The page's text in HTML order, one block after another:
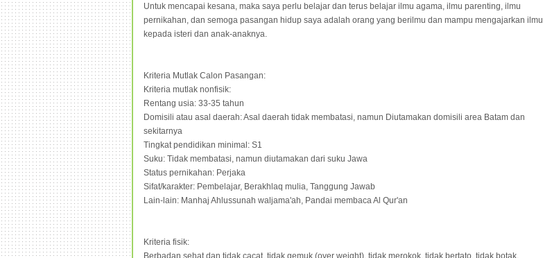
Untuk mencapai kesana, maka saya perlu belajar dan terus belajar ilmu agama, ilmu parenting, ilmu
pernikahan, dan semoga pasangan hidup saya adalah orang yang berilmu dan mampu mengajarkan ilmu
kepada isteri dan anak-anaknya.
Kriteria Mutlak Calon Pasangan:
Kriteria mutlak nonfisik:
Rentang usia: 33-35 tahun
Domisili atau asal daerah: Asal daerah tidak membatasi, namun Diutamakan domisili area Batam dan
sekitarnya
Tingkat pendidikan minimal: S1
Suku: Tidak membatasi, namun diutamakan dari suku Jawa
Status pernikahan: Perjaka
Sifat/karakter: Pembelajar, Berakhlaq mulia, Tanggung Jawab
Lain-lain: Manhaj Ahlussunah waljama'ah, Pandai membaca Al Qur'an
Kriteria fisik:
Berbadan sehat dan tidak cacat, tidak gemuk (over weight), tidak merokok, tidak bertato, tidak botak.